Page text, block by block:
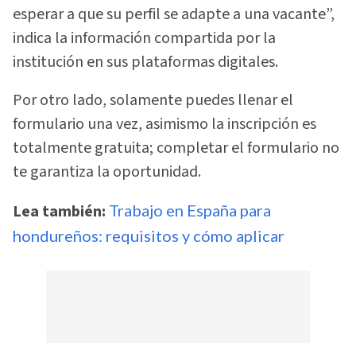
esperar a que su perfil se adapte a una vacante”,
indica la información compartida por la
institución en sus plataformas digitales.
Por otro lado, solamente puedes llenar el
formulario una vez, asimismo la inscripción es
totalmente gratuita; completar el formulario no
te garantiza la oportunidad.
Lea también: Trabajo en España para
hondureños: requisitos y cómo aplicar